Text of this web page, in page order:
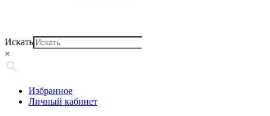
Искать
×
Избранное
Личный кабинет